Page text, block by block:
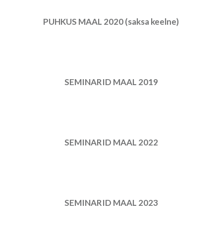
PUHKUS MAAL 2020 (saksa keelne)
SEMINARID MAAL 2019
SEMINARID MAAL 2022
SEMINARID MAAL 2023